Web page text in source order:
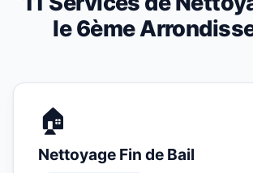
le 6ème
🏠
Nettoyage Fin de Bail